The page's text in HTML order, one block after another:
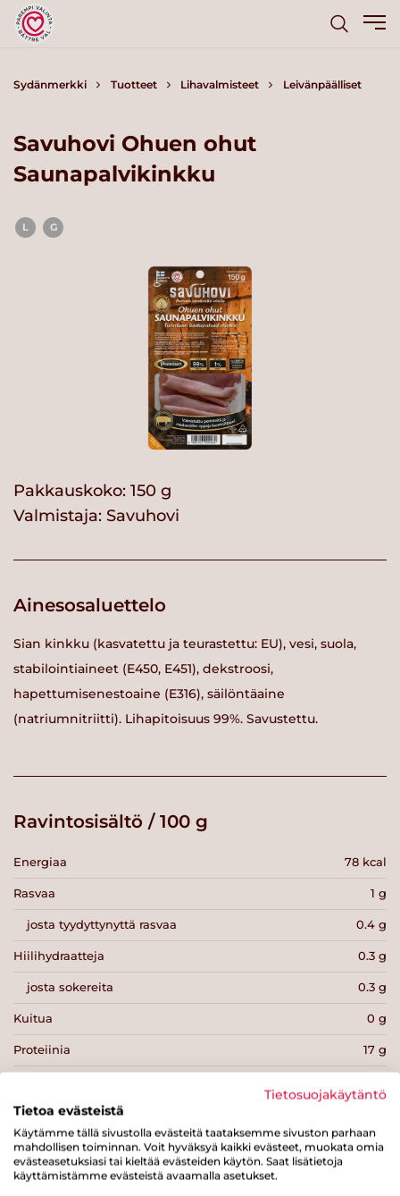
Sydänmerkki Tuotteet Lihavalmisteet Leivänpäälliset
Savuhovi Ohuen ohut
Saunapalvikinkku
L G
Pakkauskoko: 150 g
Valmistaja: Savuhovi
Ainesosaluettelo
Sian kinkku (kasvatettu ja teurastettu: EU), vesi, suola,
stabilointiaineet (E450, E451), dekstroosi,
hapettumisenestoaine (E316), säilöntäaine
(natriumnitriitti). Lihapitoisuus 99%. Savustettu.
Ravintosisältö / 100 g
Energiaa 78 kcal
Rasvaa 1 g
josta tyydyttynyttä rasvaa 0.4 g
Hiilihydraatteja 0.3 g
josta sokereita 0.3 g
Kuitua 0 g
Proteiinia 17 g
Tulosta sivu
Tietosuojakäytäntö
Tietoa evästeistä
Käytämme tällä sivustolla evästeitä taataksemme sivuston parhaan
mahdollisen toiminnan. Voit hyväksyä kaikki evästeet, muokata omia
evästeasetuksiasi tai kieltää evästeiden käytön. Saat lisätietoja
käyttämistämme evästeistä avaamalla asetukset.